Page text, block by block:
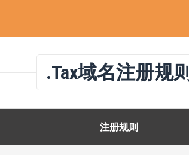
.tax域名注册规则
注册规则